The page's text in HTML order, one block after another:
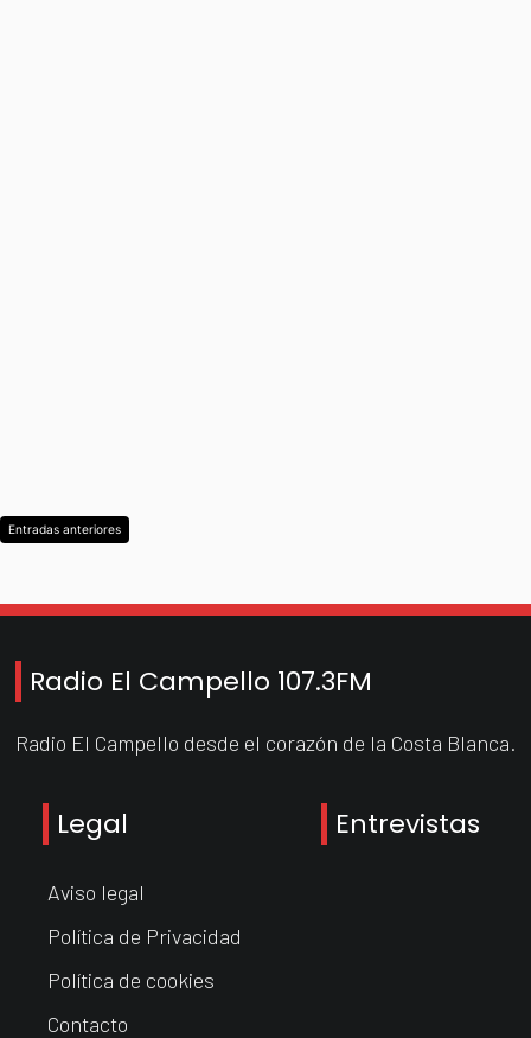
Navegación
Entradas anteriores
Radio El Campello 107.3FM
Radio El Campello desde el corazón de la Costa Blanca.
Legal
Aviso legal
Política de Privacidad
Política de cookies
Contacto
Entrevistas